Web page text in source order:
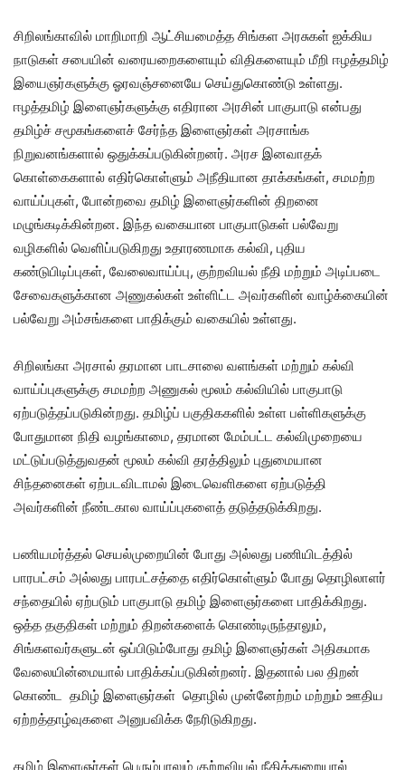
சிறிலங்காவில் மாறிமாறி ஆட்சியமைத்த சிங்கள அரசுகள் ஐக்கிய
நாடுகள் சபையின் வரையறைகளையும் விதிகளையும் மீறி ஈழத்தமிழ்
இயைஞர்களுக்கு ஓரவஞ்சனையே செய்துகொண்டு உள்ளது.
ஈழத்தமிழ் இளைஞர்களுக்கு எதிரான அரசின் பாகுபாடு என்பது
தமிழ்ச் சமூகங்களைச் சேர்ந்த இளைஞர்கள் அரசாங்க
நிறுவனங்களால் ஒதுக்கப்படுகின்றனர். அரச இனவாதக்
கொள்கைகளால் எதிர்கொள்ளும் அநீதியான தாக்கங்கள், சமமற்ற
வாய்ப்புகள், போன்றவை தமிழ் இளைஞர்களின் திறனை
மழுங்கடிக்கின்றன. இந்த வகையான பாகுபாடுகள் பல்வேறு
வழிகளில் வெளிப்படுகிறது உதாரணமாக கல்வி, புதிய
கண்டுபிடிப்புகள், வேலைவாய்ப்பு, குற்றவியல் நீதி மற்றும் அடிப்படை
சேவைகளுக்கான அணுகல்கள் உள்ளிட்ட அவர்களின் வாழ்க்கையின்
பல்வேறு அம்சங்களை பாதிக்கும் வகையில் உள்ளது.
சிறிலங்கா அரசால் தரமான பாடசாலை வளங்கள் மற்றும் கல்வி
வாய்ப்புகளுக்கு சமமற்ற அணுகல் மூலம் கல்வியில் பாகுபாடு
ஏற்படுத்தப்படுகின்றது. தமிழ்ப் பகுதிககளில் உள்ள பள்ளிகளுக்கு
போதுமான நிதி வழங்காமை, தரமான மேம்பட்ட கல்விமுறையை
மட்டுப்படுத்துவதன் மூலம் கல்வி தரத்திலும் புதுமையான
சிந்தனைகள் ஏற்படவிடாமல் இடைவெளிகளை ஏற்படுத்தி
அவர்களின் நீண்டகால வாய்ப்புகளைத் தடுத்தடுக்கிறது.
பணியமர்த்தல் செயல்முறையின் போது அல்லது பணியிடத்தில்
பாரபட்சம் அல்லது பாரபட்சத்தை எதிர்கொள்ளும் போது தொழிலாளர்
சந்தையில் ஏற்படும் பாகுபாடு தமிழ் இளைஞர்களை பாதிக்கிறது.
ஒத்த தகுதிகள் மற்றும் திறன்களைக் கொண்டிருந்தாலும்,
சிங்களவர்களுடன் ஒப்பிடும்போது தமிழ் இளைஞர்கள் அதிகமாக
வேலையின்மையால் பாதிக்கப்படுகின்றனர். இதனால் பல திறன்
கொண்ட தமிழ் இளைஞர்கள் தொழில் முன்னேற்றம் மற்றும் ஊதிய
ஏற்றத்தாழ்வுகளை அனுபவிக்க நேரிடுகிறது.
தமிழ் இளைஞர்கள் பெரும்பாலும் குற்றவியல் நீதித்துறையால்